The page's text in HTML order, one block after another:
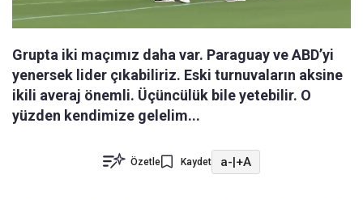
Grupta iki maçımız daha var. Paraguay ve ABD’yi
yenersek lider çıkabiliriz. Eski turnuvaların aksine
ikili averaj önemli. Üçüncülük bile yetebilir. O
yüzden kendimize gelelim...
Özetle Kaydet a-|+A